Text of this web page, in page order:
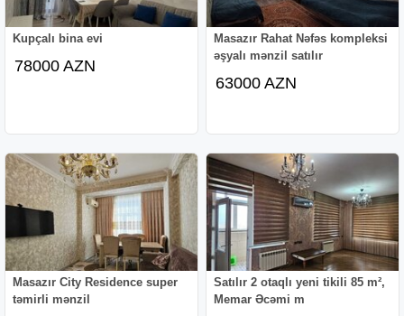
Kupçalı bina evi
78000 AZN
Masazır Rahat Nəfəs kompleksi
əşyalı mənzil satılır
63000 AZN
Masazır City Residence super
təmirli mənzil
Satılır 2 otaqlı yeni tikili 85 m²,
Memar Əcəmi m